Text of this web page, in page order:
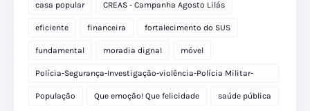
casa popular CREAS - Campanha Agosto Lilás
eficiente financeira fortalecimento do SUS
fundamental moradia digna! móvel
Polícia-Segurança-Investigação-violência-Polícia Militar-
delegacia
População Que emoção! Que felicidade saúde pública